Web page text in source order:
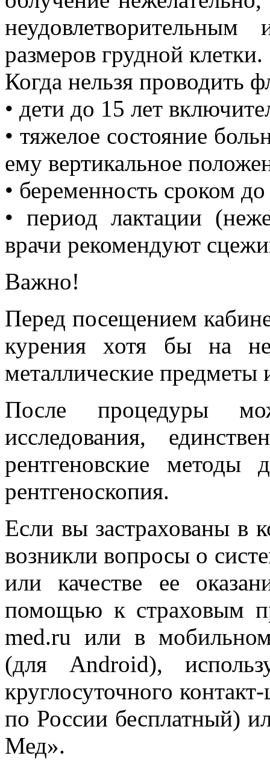
размеров грудной клетки.
Когда нельзя проводить
• дети до 15 лет
• тяжелое состояние
ему вертикальное
• беременность сроком
• период лактации
врачи рекомендуют
Важно!
Перед посещением
курения хотя бы на
металлические предметы
После процедуры
исследования,
рентгеновские
рентгеноскопия.
Если вы застрахованы
возникли вопросы о
или качестве ее
помощью к страховым
med.ru или в
(для Android),
круглосуточного
по России бесплатный)
Мед».